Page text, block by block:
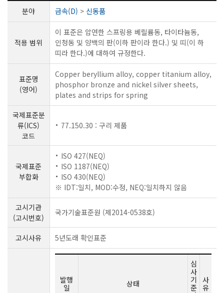
분야 금속(D) > 신동품
적용 범위
이 표준은 압연한 스프링용 베릴륨동, 타이타늄동,
인청동 및 양백의 판(이하 판이라 한다.) 및 띠(이 하
띠라 한다.)에 대하여 규정한다.
표준명
(영어)
Copper beryllium alloy, copper titanium alloy,
phosphor bronze and nickel silver sheets,
plates and strips for spring
국제표준분
류(ICS)
코드
77.150.30 : 구리 제품
국제표준
부합화
ISO 427(NEQ)
ISO 1187(NEQ)
ISO 430(NEQ)
※ IDT:일치, MOD:수정, NEQ:일치하지 않음
고시기관
(고시번호)
국가기술표준원 (제2014-0538호)
고시사유 5년도래 확인표준
발행
일
상태
심
사
기
준
사
유